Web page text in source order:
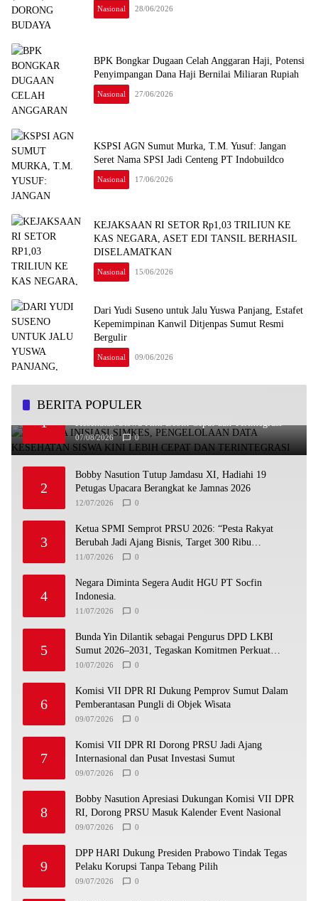
Nasional 28/06/2026
BPK Bongkar Dugaan Celah Anggaran Haji, Potensi
Penyimpangan Dana Haji Bernilai Miliaran Rupiah
Nasional 27/06/2026
KSPSI AGN Sumut Murka, T.M. Yusuf: Jangan
Seret Nama SPSI Jadi Centeng PT Indobuildco
Nasional 17/06/2026
KEJAKSAAN RI SETOR Rp1,03 TRILIUN KE
KAS NEGARA, ASET EDI TANSIL BERHASIL
DISELAMATKAN
Nasional 15/06/2026
Dari Yudi Suseno untuk Jalu Yuswa Panjang, Estafet
Kepemimpinan Kanwil Ditjenpas Sumut Resmi
Bergulir
Nasional 09/06/2026
BERITA POPULER
1
Undhira Inisiasi SIMKES, Pengelolaan Data
Kesehatan Siswa Kini Lebih Cepat dan Terintegrasi
07/08/2026 0
2
Bobby Nasution Tutup Jamdasu XI, Hadiahi 19
Petugas Upacara Berangkat ke Jamnas 2026
12/07/2026 0
3
Ketua SPMI Semprot PRSU 2026: “Pesta Rakyat
Berubah Jadi Ajang Bisnis, Target 300 Ribu
Pengunjung Tinggal Slogan”
11/07/2026 0
4
Negara Diminta Segera Audit HGU PT Socfin
Indonesia.
11/07/2026 0
5
Bunda Yin Dilantik sebagai Pengurus DPD LKBI
Sumut 2026–2031, Tegaskan Komitmen Perkuat
Toleransi dan Kerukunan
10/07/2026 0
6
Komisi VII DPR RI Dukung Pemprov Sumut Dalam
Pemberantasan Pungli di Objek Wisata
09/07/2026 0
7
Komisi VII DPR RI Dorong PRSU Jadi Ajang
Internasional dan Pusat Investasi Sumut
09/07/2026 0
8
Bobby Nasution Apresiasi Dukungan Komisi VII DPR
RI, Dorong PRSU Masuk Kalender Event Nasional
09/07/2026 0
9
DPP HARI Dukung Presiden Prabowo Tindak Tegas
Pelaku Korupsi Tanpa Tebang Pilih
09/07/2026 0